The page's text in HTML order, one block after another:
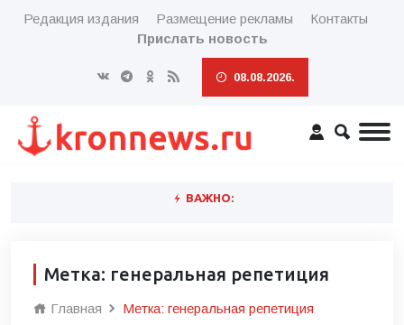
Редакция издания Размещение рекламы
Контакты
Прислать новость
08.08.2026.
ВАЖНО:
Метка: генеральная репетиция
Главная Метка: генеральная репетиция